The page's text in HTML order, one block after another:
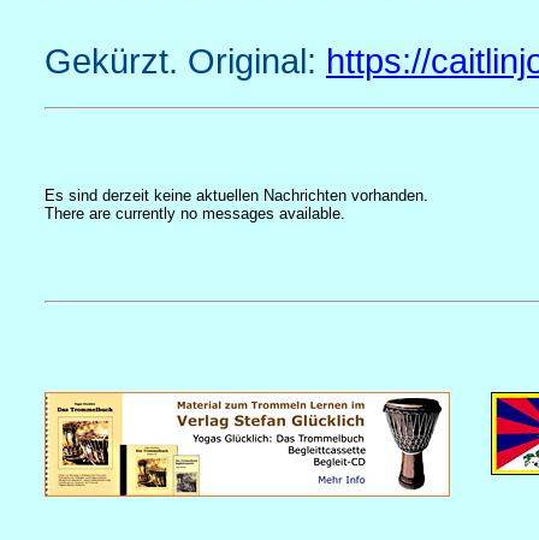
Gekürzt. Original: https://
Es sind derzeit keine aktuellen Nachrichten vorhanden.
There are currently no messages available.